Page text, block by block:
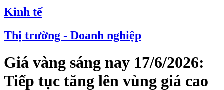
Kinh tế
Thị trường - Doanh nghiệp
Giá vàng sáng nay 17/6/2026:
Tiếp tục tăng lên vùng giá cao